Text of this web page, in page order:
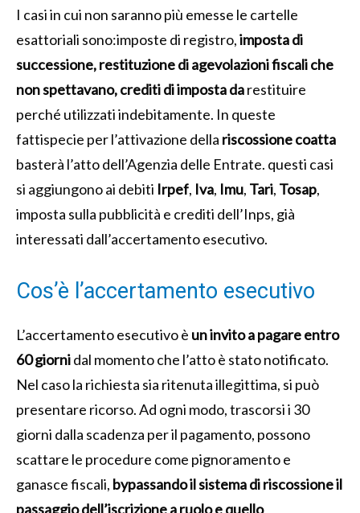
I casi in cui non saranno più emesse le cartelle
esattoriali sono:imposte di registro,imposta di
successione, restituzione di agevolazioni fiscali che
non spettavano, crediti di imposta darestituire
perché utilizzati indebitamente. In queste
fattispecie per l’attivazione della riscossione coatta
basterà l’atto dell’Agenzia delle Entrate. questi casi
si aggiungono ai debiti Irpef, Iva, Imu, Tari, Tosap,
imposta sulla pubblicità e crediti dell’Inps, già
interessati dall’accertamento esecutivo.
Cos’è l’accertamento esecutivo
L’accertamento esecutivo è un invito a pagare entro
60 giornidal momento che l’atto è stato notificato.
Nel caso la richiesta sia ritenuta illegittima, si può
presentare ricorso. Ad ogni modo, trascorsi i 30
giorni dalla scadenza per il pagamento, possono
scattare le procedure come pignoramento e
ganasce fiscali, bypassando il sistema di riscossione il
passaggio dell’iscrizione a ruolo e quello